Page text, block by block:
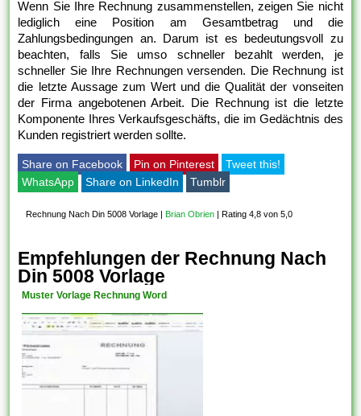
Wenn Sie Ihre Rechnung zusammenstellen, zeigen Sie nicht
lediglich eine Position am Gesamtbetrag und die
Zahlungsbedingungen an. Darum ist es bedeutungsvoll zu
beachten, falls Sie umso schneller bezahlt werden, je
schneller Sie Ihre Rechnungen versenden. Die Rechnung ist
die letzte Aussage zum Wert und die Qualität der vonseiten
der Firma angebotenen Arbeit. Die Rechnung ist die letzte
Komponente Ihres Verkaufsgeschäfts, die im Gedächtnis des
Kunden registriert werden sollte.
Share on Facebook Pin on Pinterest
Tweet this!
WhatsApp
Share on LinkedIn Tumblr
Rechnung Nach Din 5008 Vorlage | Brian Obrien |Rating 4,8 von 5,0
Empfehlungen der Rechnung Nach
Din 5008 Vorlage
Muster Vorlage Rechnung Word